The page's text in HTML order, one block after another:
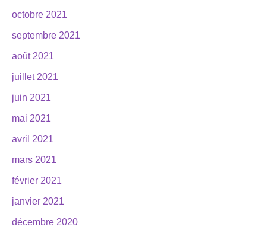
octobre 2021
septembre 2021
août 2021
juillet 2021
juin 2021
mai 2021
avril 2021
mars 2021
février 2021
janvier 2021
décembre 2020